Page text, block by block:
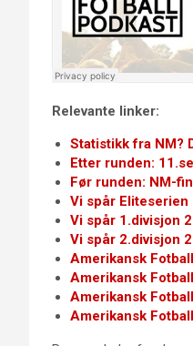
Relevante linker:
Statistikk fra NM?
Etter runden:
Før runden: NM-
Vi spår Eliteserien
Vi spår 1.divisjon
Vi spår 2.divisjon
Amerikansk
Amerikansk
Amerikansk
Amerikansk